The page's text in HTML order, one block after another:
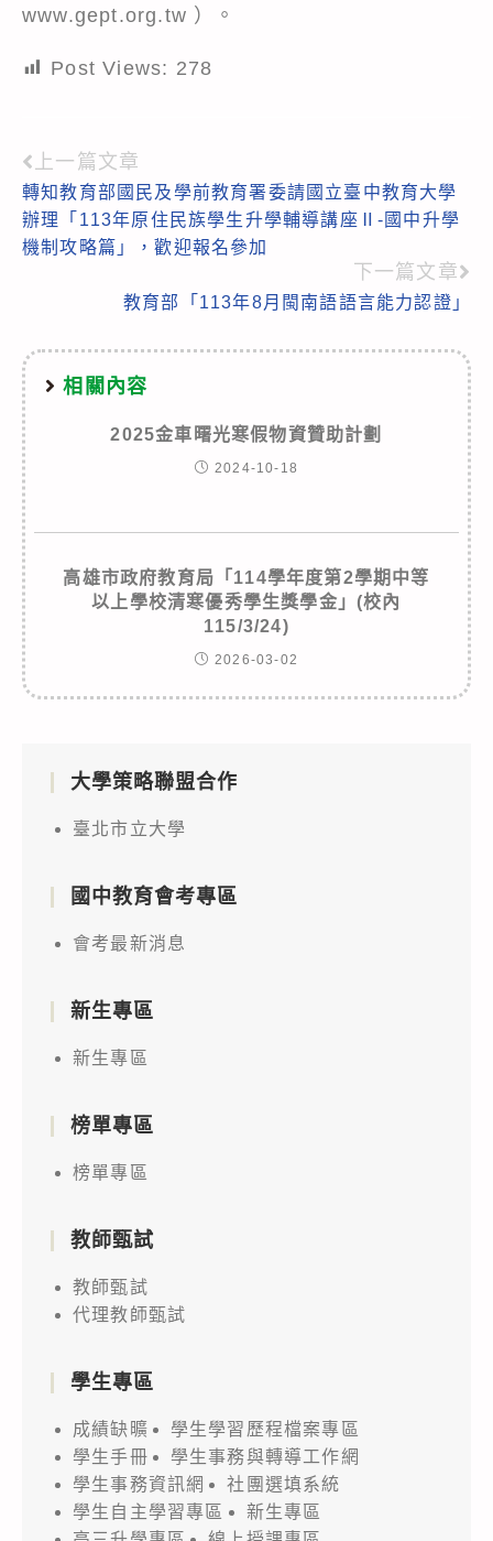
www.gept.org.tw ）。
Post Views: 278
Read
more
articles
上一篇文章
轉知教育部國民及學前教育署委請國立臺中教育大學
辦理「113年原住民族學生升學輔導講座Ⅱ-國中升學
機制攻略篇」，歡迎報名參加
下一篇文章
教育部「113年8月閩南語語言能力認證」
相關內容
2025金車曙光寒假物資贊助計劃
2024-10-18
高雄市政府教育局「114學年度第2學期中等
以上學校清寒優秀學生獎學金」(校內
115/3/24)
2026-03-02
大學策略聯盟合作
臺北市立大學
國中教育會考專區
會考最新消息
新生專區
新生專區
榜單專區
榜單專區
教師甄試
教師甄試
代理教師甄試
學生專區
成績缺曠
學生學習歷程檔案專區
學生手冊
學生事務與轉導工作網
學生事務資訊網
社團選填系統
學生自主學習專區
新生專區